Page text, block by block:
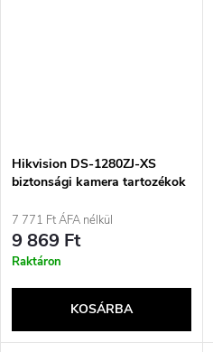
Hikvision DS-1280ZJ-XS
biztonsági kamera tartozékok
7 771 Ft ÁFA nélkül
9 869 Ft
Raktáron
KOSÁRBA